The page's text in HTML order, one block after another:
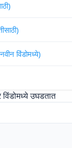
विंडोमध्ये)
विंडोमध्ये उघडतात